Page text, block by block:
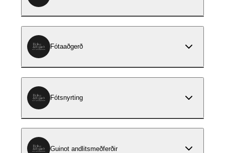
Fótaaðgerð
Fótsnyrting
Guinot andlitsmeðferðir